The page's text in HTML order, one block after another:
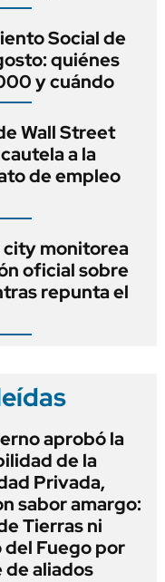
Social de
quiénes
y cuándo
Wall Street
a la
de empleo
city monitorea
oficial sobre
repunta el
aprobó la
de la
Privada,
sabor amargo:
Tierras ni
del Fuego por
de aliados